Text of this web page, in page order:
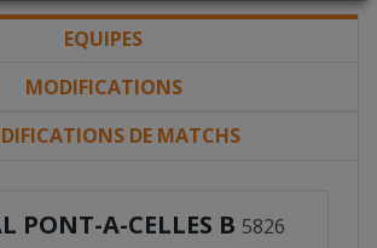
EQUIPES
MODIFICATIONS
DE MATCHS
PONT-A-CELLES B 5826